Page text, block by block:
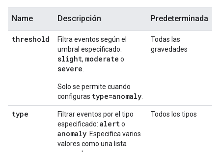
Name Descripción Predeterminada
threshold
Filtra eventos según el
umbral especificado:
slight, moderate o
severe
Solo se permite cuando
configuras type=anomaly
Todas las
gravedades
type
Filtrar eventos por el tipo
especificado: alerto
anomaly . Especifica varios
valores como una lista
Todos los tipos